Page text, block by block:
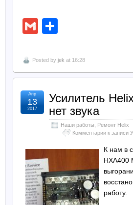
Gmail
Posted by jek at 16:28
Усилитель
нет звука
Наши работы
Ремонт Helix
Комментарии к записи
Апр
13
2017
К нам в
HXA400
работу.